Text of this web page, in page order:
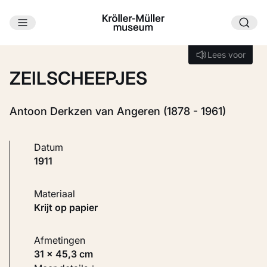
Ga naar hoofdinhoud
Lees voor
Lees voor
ZEILSCHEEPJES
Antoon Derkzen van Angeren (1878 - 1961)
Datum
1911
Materiaal
Krijt op papier
Afmetingen
31 × 45,3 cm